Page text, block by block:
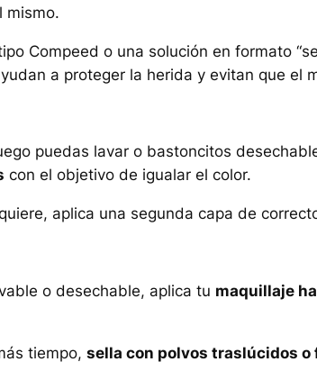
mismo.
Compeed o una solución en formato
a proteger la herida y evitan que el
puedas lavar o bastoncitos
con el objetivo de igualar el color.
aplica una segunda capa de
o desechable, aplica tu maquillaje
tiempo, sella con polvos traslúcidos o